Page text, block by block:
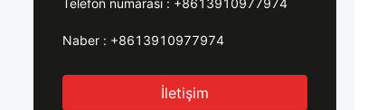
Telefon numarası : +8613910977974
Naber : +8613910977974
İletişim